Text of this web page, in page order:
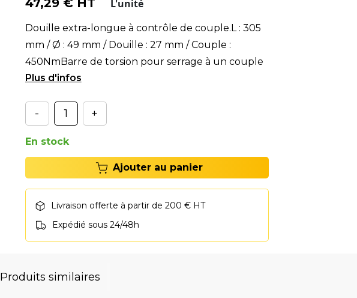
47,29 € HT L'unité
Douille extra-longue à contrôle de couple.L : 305
mm / Ø : 49 mm / Douille : 27 mm / Couple :
450NmBarre de torsion pour serrage à un couple
déterminé
- +
En stock
Ajouter au panier
Livraison offerte à partir de 200 € HT
Expédié sous 24/48h
Produits similaires